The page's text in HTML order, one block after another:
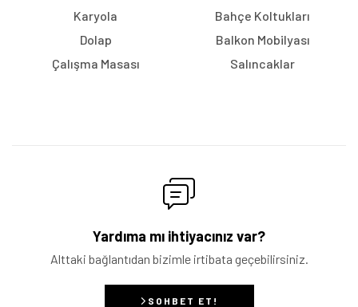
Karyola
Dolap
Çalışma Masası
Bahçe Koltukları
Balkon Mobilyası
Salıncaklar
Yardıma mı ihtiyacınız var?
Alttaki bağlantıdan bizimle irtibata geçebilirsiniz.
SOHBET ET!